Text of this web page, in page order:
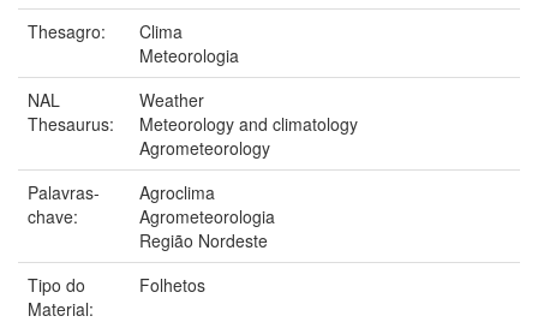
Thesagro:
Clima
Meteorologia
NAL
Thesaurus:
Weather
Meteorology and climatology
Agrometeorology
Palavras-
chave:
Agroclima
Agrometeorologia
Região Nordeste
Tipo do
Material:
Folhetos